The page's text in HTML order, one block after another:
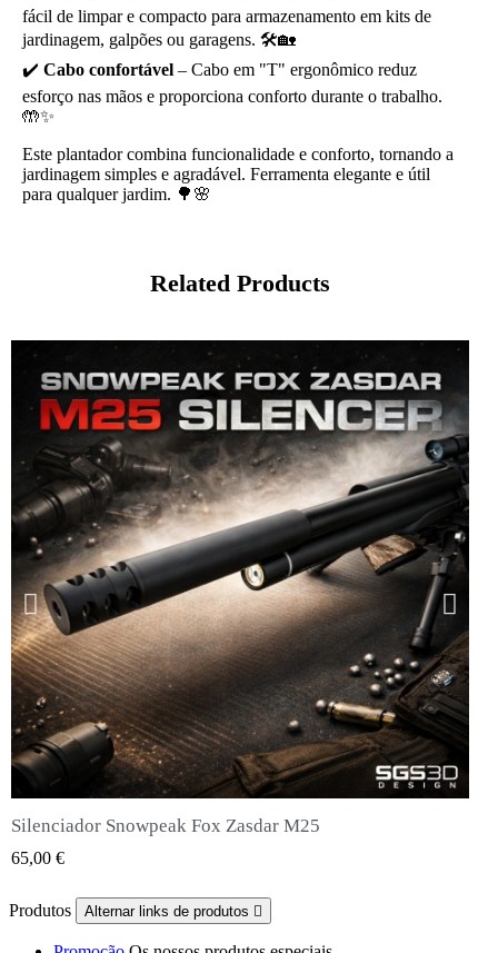
fácil de limpar e compacto para armazenamento em kits de
jardinagem, galpões ou garagens. 🛠️🏡
✔️ Cabo confortável – Cabo em "T" ergonômico reduz
esforço nas mãos e proporciona conforto durante o trabalho.
🤲✨
Este plantador combina funcionalidade e conforto, tornando a
jardinagem simples e agradável. Ferramenta elegante e útil
para qualquer jardim. 🌳🌸
Related Products
QUICK VIEW
Silenciador Snowpeak Fox Zasdar M25
65,00 €
Produtos Alternar links de produtos 